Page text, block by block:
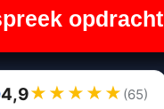
opdracht
4,9★ ★ ★ ★ ★ (65)